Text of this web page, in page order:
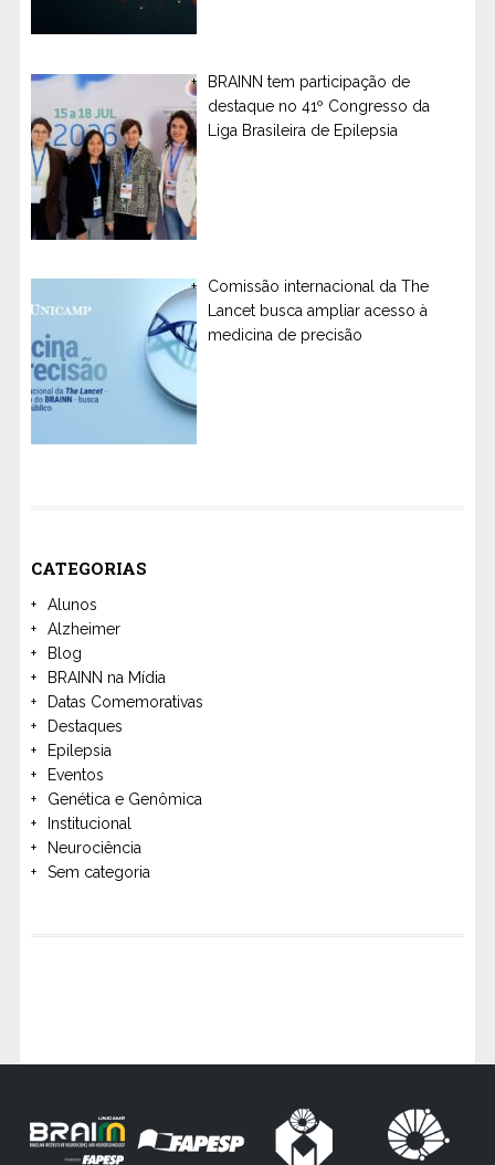
BRAINN tem participação de
destaque no 41º Congresso da
Liga Brasileira de Epilepsia
Comissão internacional da The
Lancet busca ampliar acesso à
medicina de precisão
CATEGORIAS
Alunos
Alzheimer
Blog
BRAINN na Mídia
Datas Comemorativas
Destaques
Epilepsia
Eventos
Genética e Genômica
Institucional
Neurociência
Sem categoria